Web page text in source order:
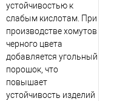
устойчивостью к
слабым кислотам. При
производстве хомутов
черного цвета
добавляется угольный
порошок, что
повышает
устойчивость изделий